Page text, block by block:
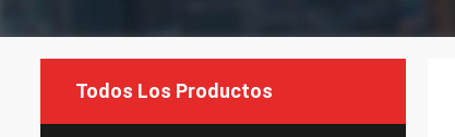
Todos Los Productos